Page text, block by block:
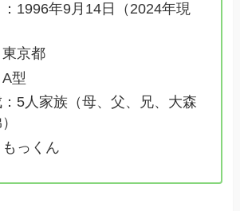
1996年9月14日（2024年現
京都
型
5人家族（母、父、兄、大森
っくん